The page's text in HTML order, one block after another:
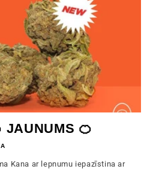
JAUNUMS 🍊
Kana ar lepnumu iepazīstina ar